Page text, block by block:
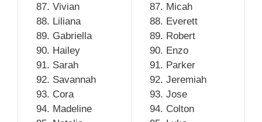
Vivian
Liliana
Gabriella
Hailey
Sarah
Savannah
Cora
Madeline
Micah
Everett
Robert
Enzo
Parker
Jeremiah
Jose
Colton